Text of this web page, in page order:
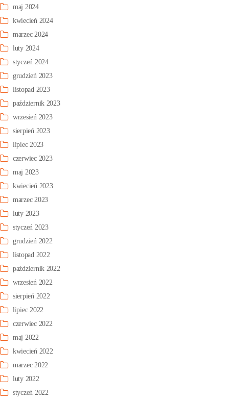
maj 2024
kwiecień 2024
marzec 2024
luty 2024
styczeń 2024
grudzień 2023
listopad 2023
październik 2023
wrzesień 2023
sierpień 2023
lipiec 2023
czerwiec 2023
maj 2023
kwiecień 2023
marzec 2023
luty 2023
styczeń 2023
grudzień 2022
listopad 2022
październik 2022
wrzesień 2022
sierpień 2022
lipiec 2022
czerwiec 2022
maj 2022
kwiecień 2022
marzec 2022
luty 2022
styczeń 2022